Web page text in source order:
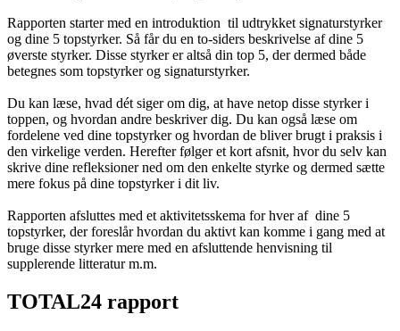
Rapporten starter med en introduktion til udtrykket signaturstyrker
og dine 5 topstyrker. Så får du en to-siders beskrivelse af dine 5
øverste styrker. Disse styrker er altså din top 5, der dermed både
betegnes som topstyrker og signaturstyrker.
Du kan læse, hvad dét siger om dig, at have netop disse styrker i
toppen, og hvordan andre beskriver dig. Du kan også læse om
fordelene ved dine topstyrker og hvordan de bliver brugt i praksis i
den virkelige verden. Herefter følger et kort afsnit, hvor du selv kan
skrive dine refleksioner ned om den enkelte styrke og dermed sætte
mere fokus på dine topstyrker i dit liv.
Rapporten afsluttes med et aktivitetsskema for hver af dine 5
topstyrker, der foreslår hvordan du aktivt kan komme i gang med at
bruge disse styrker mere med en afsluttende henvisning til
supplerende litteratur m.m.
TOTAL24 rapport